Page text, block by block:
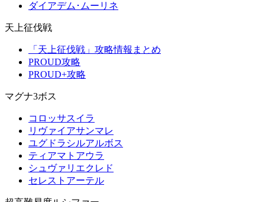
ダイアデム･ムーリネ
天上征伐戦
「天上征伐戦」攻略情報まとめ
PROUD攻略
PROUD+攻略
マグナ3ボス
コロッサスイラ
リヴァイアサンマレ
ユグドラシルアルボス
ティアマトアウラ
シュヴァリエクレド
セレストアーテル